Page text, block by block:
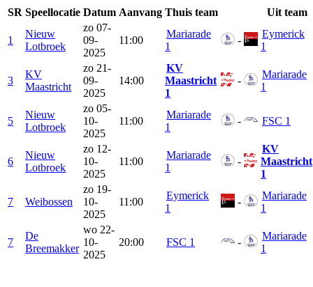
SR Speellocatie Datum Aanvang Thuis team Uit team
1
Nieuw
Lotbroek
zo 07-
09-
2025
11:00
Mariarade
1
-
Eymerick
1
3
KV
Maastricht
zo 21-
09-
2025
14:00
KV
Maastricht
1
-
Mariarade
1
5
Nieuw
Lotbroek
zo 05-
10-
2025
11:00
Mariarade
1
- FSC 1
6
Nieuw
Lotbroek
zo 12-
10-
2025
11:00
Mariarade
1
-
KV
Maastricht
1
7 Weibossen
zo 19-
10-
2025
11:00
Eymerick
1
-
Mariarade
1
7
De
Breemakker
wo 22-
10-
2025
20:00 FSC 1 -
Mariarade
1